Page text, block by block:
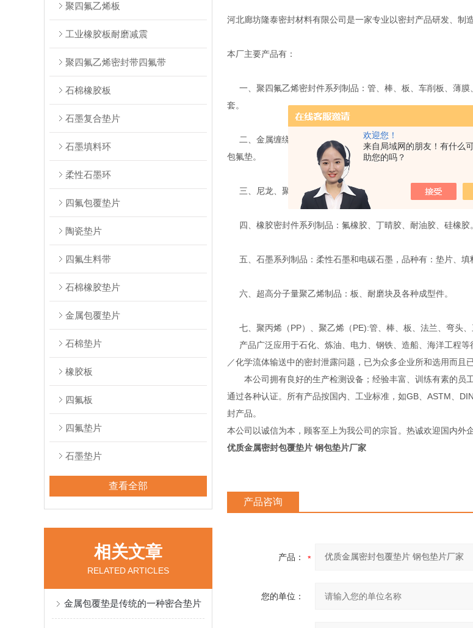
欢迎您！
来自局域网的朋友！有什么
助您的吗？
聚四氟乙烯板
工业橡胶板耐磨减震
聚四氟乙烯密封带四氟带
石棉橡胶板
石墨复合垫片
石墨填料环
柔性石墨环
四氟包覆垫片
陶瓷垫片
四氟生料带
石棉橡胶垫片
金属包覆垫片
石棉垫片
橡胶板
四氟板
四氟垫片
石墨垫片
查看全部
相关文章
RELATED ARTICLES
金属包覆垫是传统的一种密合垫片
河北廊坊隆泰密封材料有限公司是一家专业以密封产品研发、制
本厂主要产品有：
一、聚四氟乙烯密封件系列制品：管、棒、板、车削板、薄膜
套。
二、金属缠绕垫密封件系列制品：不锈钢金属缠绕垫（外环、
包氟垫。
三、尼龙、聚甲醛系列制品：1010尼龙和MC尼龙两大类，品
四、橡胶密封件系列制品：氟橡胶、丁晴胶、耐油胶、硅橡胶。
五、石墨系列制品：柔性石墨和电碳石墨，品种有：垫片、填
六、超高分子量聚乙烯制品：板、耐磨块及各种成型件。
七、聚丙烯（PP）、聚乙烯（PE):管、棒、板、法兰、弯头、
产品广泛应用于石化、炼油、电力、钢铁、造船、海洋工程
／化学流体输送中的密封泄露问题，已为众多企业所和选用而
本公司拥有良好的生产检测设备；经验丰富、训练有素的员
通过各种认证。所有产品按国内、工业标准，如GB、ASTM、
封产品。
本公司以诚信为本，顾客至上为我公司的宗旨。热诚欢迎国内外
优质金属密封包覆垫片 钢包垫片厂家
产品咨询
产品：
您的单位：